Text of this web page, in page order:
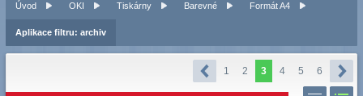
Úvod OKI Tiskárny Barevné Formát A4
Aplikace filtru: archiv
1 2 3 4 5 6